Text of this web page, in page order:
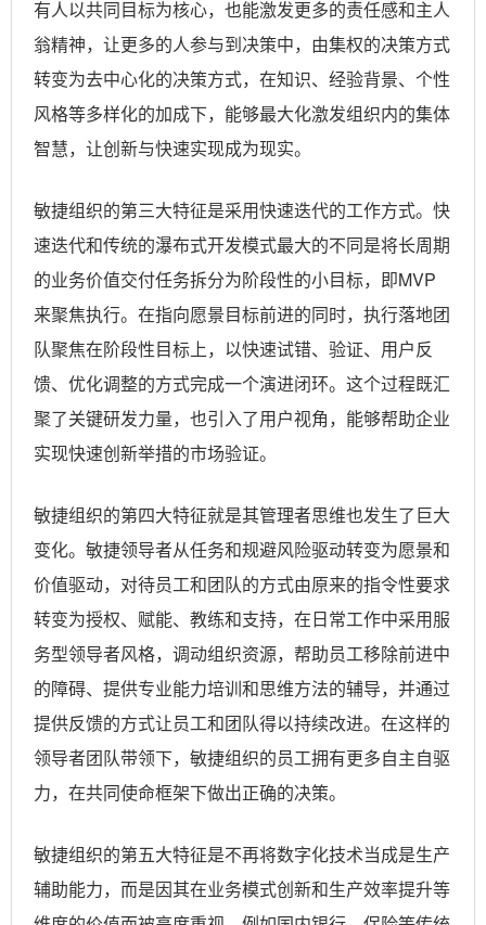
有人以共同目标为核心，也能激发更多的责任感和主人
翁精神，让更多的人参与到决策中，由集权的决策方式
转变为去中心化的决策方式，在知识、经验背景、个性
风格等多样化的加成下，能够最大化激发组织内的集体
智慧，让创新与快速实现成为现实。
敏捷组织的第三大特征是采用快速迭代的工作方式。快
速迭代和传统的瀑布式开发模式最大的不同是将长周期
的业务价值交付任务拆分为阶段性的小目标，即MVP
来聚焦执行。在指向愿景目标前进的同时，执行落地团
队聚焦在阶段性目标上，以快速试错、验证、用户反
馈、优化调整的方式完成一个演进闭环。这个过程既汇
聚了关键研发力量，也引入了用户视角，能够帮助企业
实现快速创新举措的市场验证。
敏捷组织的第四大特征就是其管理者思维也发生了巨大
变化。敏捷领导者从任务和规避风险驱动转变为愿景和
价值驱动，对待员工和团队的方式由原来的指令性要求
转变为授权、赋能、教练和支持，在日常工作中采用服
务型领导者风格，调动组织资源，帮助员工移除前进中
的障碍、提供专业能力培训和思维方法的辅导，并通过
提供反馈的方式让员工和团队得以持续改进。在这样的
领导者团队带领下，敏捷组织的员工拥有更多自主自驱
力，在共同使命框架下做出正确的决策。
敏捷组织的第五大特征是不再将数字化技术当成是生产
辅助能力，而是因其在业务模式创新和生产效率提升等